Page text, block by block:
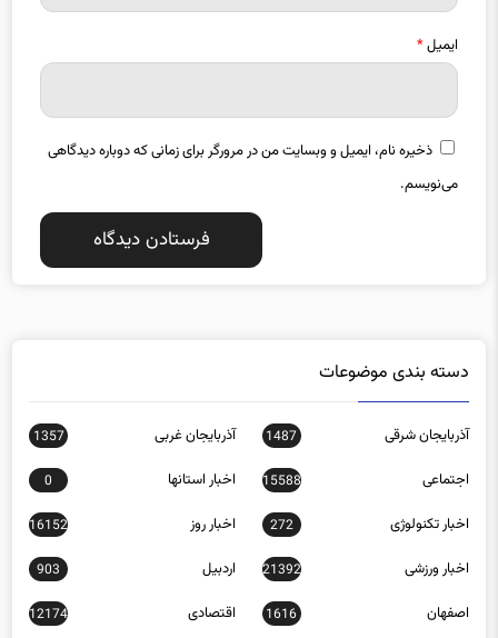
ایمیل*
ذخیره نام، ایمیل و وبسایت من در مرورگر برای زمانی که دوباره دیدگاهی
می‌نویسم.
آذربایجان شرقی
اجتماعی 15588 اخبار استانها 0
اخبار تکنولوژی 272 اخبار روز 16152
اخبار ورزشی 21392 اردبیل 903
اصفهان 1616 اقتصادی 12174
البرز 809
584